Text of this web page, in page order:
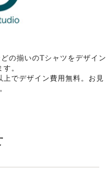
の揃いのTシャツをデザイン
。
でデザイン費用無料。お見